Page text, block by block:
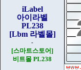
iLabel
아이라벨
PL238
[Lbm 라벨몰]
-
[스마트스토어]
비트몰 PL238